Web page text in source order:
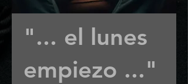
"... el lunes
empiezo ..."